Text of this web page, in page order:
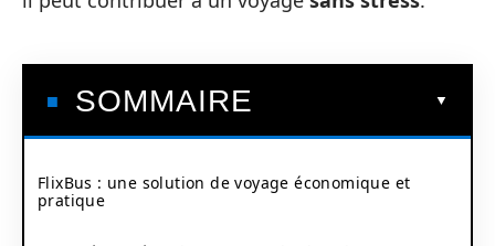
SOMMAIRE
FlixBus : une solution de voyage économique et
pratique